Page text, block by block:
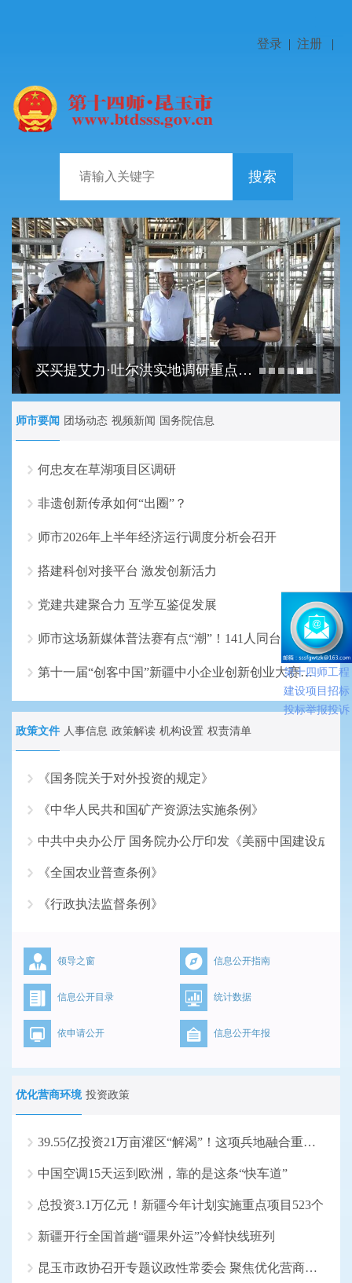
第十四师工程
建设项目招标
投标举报投诉
登录 | 注册 |
搜索
买买提艾力·吐尔洪实地调研重点项目建设工作
师市要闻 团场动态 视频新闻 国务院信息
何忠友在草湖项目区调研
非遗创新传承如何“出圈”？
师市2026年上半年经济运行调度分析会召开
搭建科创对接平台 激发创新活力
党建共建聚合力 互学互鉴促发展
师市这场新媒体普法赛有点“潮”！141人同台PK，法治知识这样“破圈”入心
第十一届“创客中国”新疆中小企业创新创业大赛乌鲁木齐市选拔赛举行
政策文件 人事信息 政策解读 机构设置 权责清单
《国务院关于对外投资的规定》
《中华人民共和国矿产资源法实施条例》
中共中央办公厅 国务院办公厅印发《美丽中国建设成效
《全国农业普查条例》
《行政执法监督条例》
领导之窗 信息公开指南
信息公开目录 统计数据
依申请公开 信息公开年报
优化营商环境 投资政策
39.55亿投资21万亩灌区“解渴”！这项兵地融合重大水...
中国空调15天运到欧洲，靠的是这条“快车道”
总投资3.1万亿元！新疆今年计划实施重点项目523个
新疆开行全国首趟“疆果外运”冷鲜快线班列
昆玉市政协召开专题议政性常委会 聚焦优化营商环境